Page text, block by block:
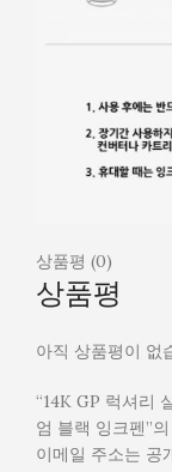
상품평 (0)
상품평
아직 상품평이 없
“14K GP 럭셔리
엄 블랙 잉크펜”
이메일 주소는 공